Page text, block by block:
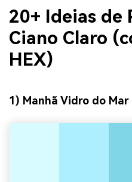
20+ Ideias de
Ciano Claro
HEX)
1) Manhã Vidro do Mar